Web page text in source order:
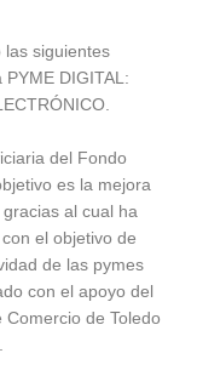
las siguientes
DIGITAL:
del Fondo
es la mejora
al cual ha
el objetivo de
de las pymes
con el apoyo del
de Toledo